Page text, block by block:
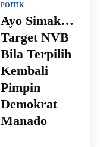
POITIK
Ayo Simak…
Target NVB
Bila Terpilih
Kembali
Pimpin
Demokrat
Manado